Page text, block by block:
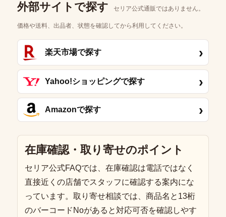
外部サイトで探す セリア公式通販ではありません。
価格や送料、出品者、状態を確認してから利用してください。
楽天市場で探す ›
Yahoo!ショッピングで探す ›
Amazonで探す ›
在庫確認・取り寄せのポイント
セリア公式FAQでは、在庫確認は電話ではなく
直接近くの店舗でスタッフに確認する案内にな
っています。取り寄せ相談では、商品名と13桁
のバーコードNoがあると対応可否を確認しやす